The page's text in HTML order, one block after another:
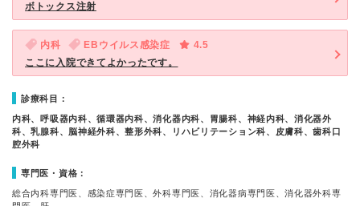
ボトックス注射
内科 EBウイルス感染症
4.5
ここに入院できてよかったです。
診療科目：
内科、呼吸器内科、循環器内科、消化器内科、胃腸科、神経内科、消化器外
科、乳腺科、脳神経外科、整形外科、リハビリテーション科、皮膚科、歯科口
腔外科
専門医・資格：
総合内科専門医、感染症専門医、外科専門医、消化器病専門医、消化器外科専